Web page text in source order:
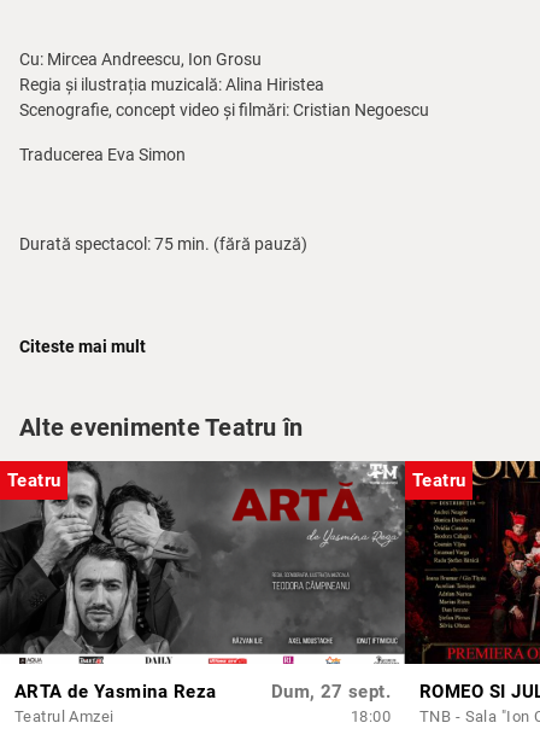
Cu: Mircea Andreescu, Ion Grosu
Regia și ilustrația muzicală: Alina Hiristea
Scenografie, concept video și filmări: Cristian Negoescu
Traducerea Eva Simon
Durată spectacol: 75 min. (fără pauză)
mai recente montări pe scena ARCUB, în regia Alinei Hiristea și în
al empatiei şi al solidarităţii umane, cu trimitere la realitatea
esenţială, la ceea ce este dincolo de percepţiile lumești.
Un spectacol tonic despre un ucigaş plătit, un hit-man(Ion Grosu)
îmblânzit și vindecat de frustrare și ură de către un bătrân naiv
până la tragi-comic, unhomeless
Andreescu), Nunzio exprimă puterea noastră de a-i vindeca pe
ceilalți, prin propriul exemplu, prin candoare, discreție și acel senzor
tainic de umanitate ce poate fi activat în fiecare dintre
noi. Nunzio ne amintește de marea forță a compasiunii umane
ascunsă într-un bătrân încercat de viață ce nu și-a pierdut copilăria,
exprimată într-un mod neo-cehovian, un nou Cehov de care teatrul
Citeste mai mult
Alte evenimente Teatru în
Teatru
ARTA de Yasmina Reza
Teatrul Amzei
Dum, 27 sept.
18:00
Teatru
TNB - Sala "Ion